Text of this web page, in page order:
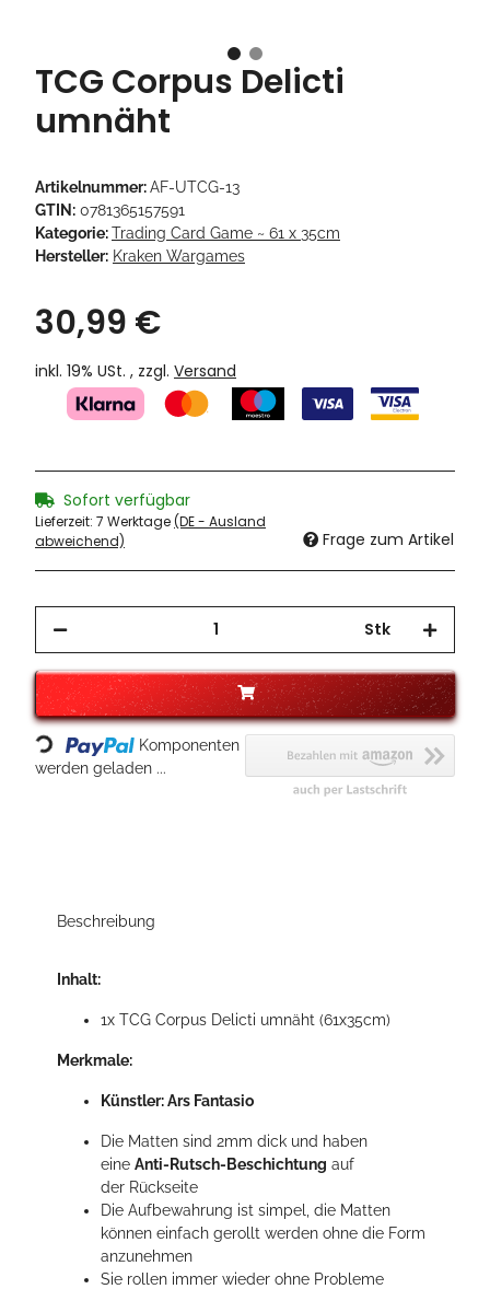
TCG Corpus Delicti
umnäht
Artikelnummer:AF-UTCG-13
GTIN: 0781365157591
Kategorie:Trading Card Game ~ 61 x 35cm
Hersteller: Kraken Wargames
30,99 €
inkl. 19% USt. , zzgl. Versand
Sofort verfügbar
Lieferzeit: 7 Werktage(DE - Ausland
abweichend)
Frage zum Artikel
Stk
Loading...
Komponenten
werden geladen ...
Beschreibung
Inhalt:
1x TCG Corpus Delicti umnäht (61x35cm)
Merkmale:
Künstler: Ars Fantasio
Die Matten sind 2mm dick und haben
eine Anti-Rutsch-Beschichtung auf
der Rückseite
Die Aufbewahrung ist simpel, die Matten
können einfach gerollt werden ohne die Form
anzunehmen
Sie rollen immer wieder ohne Probleme